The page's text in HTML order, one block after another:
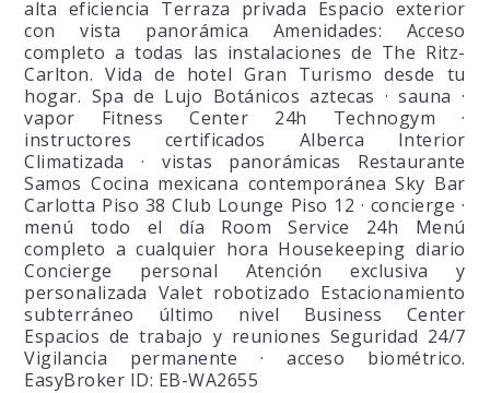
alta eficiencia Terraza privada Espacio exterior
con vista panorámica Amenidades: Acceso
completo a todas las instalaciones de The Ritz-
Carlton. Vida de hotel Gran Turismo desde tu
hogar. Spa de Lujo Botánicos aztecas · sauna ·
vapor Fitness Center 24h Technogym ·
instructores certificados Alberca Interior
Climatizada · vistas panorámicas Restaurante
Samos Cocina mexicana contemporánea Sky Bar
Carlotta Piso 38 Club Lounge Piso 12 · concierge ·
menú todo el día Room Service 24h Menú
completo a cualquier hora Housekeeping diario
Concierge personal Atención exclusiva y
personalizada Valet robotizado Estacionamiento
subterráneo último nivel Business Center
Espacios de trabajo y reuniones Seguridad 24/7
Vigilancia permanente · acceso biométrico.
EasyBroker ID: EB-WA2655